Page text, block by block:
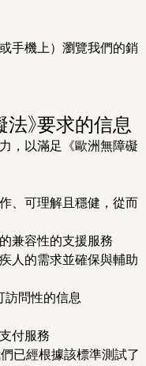
手機上）瀏覽我們的銷
》要求的信息
，以滿足《歐洲無障礙
、可理解且穩健，從而
兼容性的支援服務
人的需求並確保與輔助
問性的信息
付服務
已經根據該標準測試了